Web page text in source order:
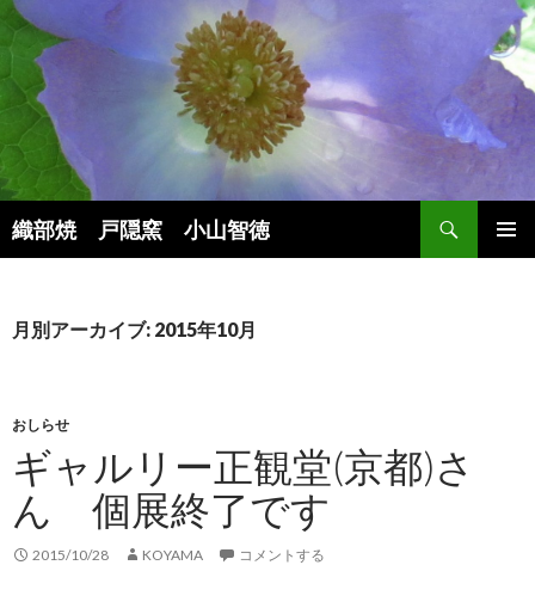
織部焼 戸隠窯 小山智徳
検
索
ン
キ
ッ
プ
月別アーカイブ: 2015年10月
おしらせ
ギャルリー正観堂(京都)さ
ん 個展終了です
2015/10/28 KOYAMA コメントする